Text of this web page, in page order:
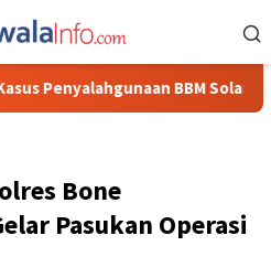
Kasat Reskrim Polres
Bone
Pasukan Operasi